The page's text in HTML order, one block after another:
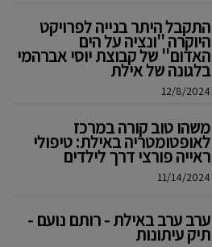
התקבל היתר בנייה לפרויקט
היוקרה ''ונציה על הים
האדום'' של קבוצת יוסי אברהמי
בלגונה של אילת
12/8/2024
משהו טוב קורה במרכז
לאופטומטריה באילת: טיפולי
ראייה פורצי דרך לילדים
11/14/2024
ערב ערב באילת - רותם נועם -
תיק עיתונות